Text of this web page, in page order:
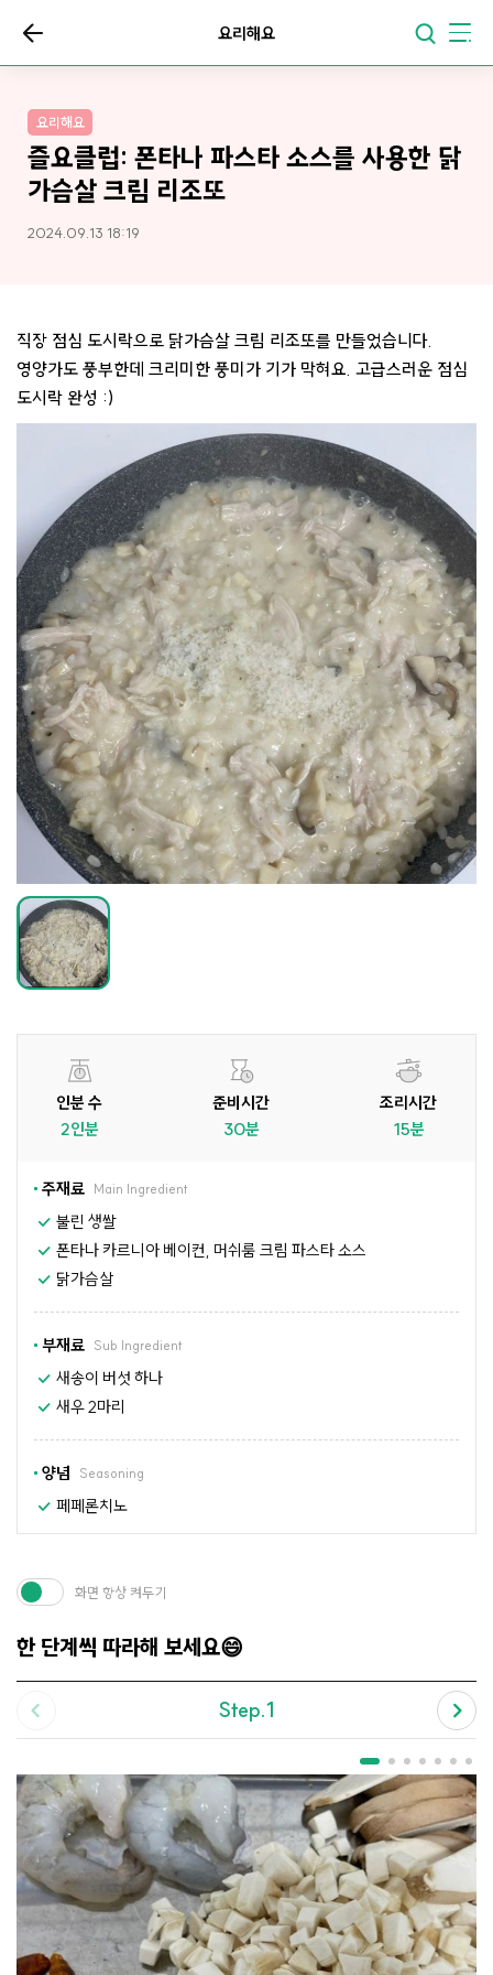
요리해요
요리해요
즐요클럽: 폰타나 파스타 소스를 사용한 닭
가슴살 크림 리조또
2024.09.13 18:19
직장 점심 도시락으로 닭가슴살 크림 리조또를 만들었습니다.
영양가도 풍부한데 크리미한 풍미가 기가 막혀요. 고급스러운 점심
도시락 완성 :)
인분 수
2인분
준비시간
30분
조리시간
15분
주재료 Main Ingredient
불린 생쌀
폰타나 카르니아 베이컨, 머쉬룸 크림 파스타 소스
닭가슴살
부재료 Sub Ingredient
새송이 버섯 하나
새우 2마리
양념 Seasoning
페페론치노
한 단계씩 따라해 보세요😄
화면 항상 켜두기
Step.1